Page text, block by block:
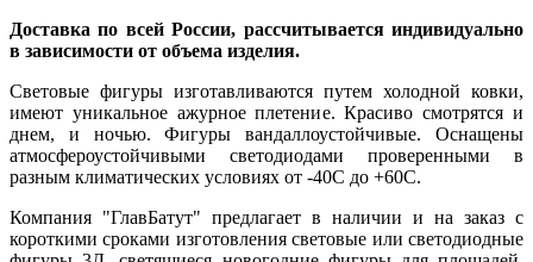
Доставка по всей России, рассчитывается индивидуально
в зависимости от объема изделия.
Световые фигуры изготавливаются путем холодной ковки,
имеют уникальное ажурное плетение. Красиво смотрятся и
днем, и ночью. Фигуры вандаллоустойчивые. Оснащены
атмосфероустойчивыми светодиодами проверенными в
разным климатических условиях от -40С до +60С.
Компания "ГлавБатут" предлагает в наличии и на заказ с
короткими сроками изготовления световые или светодиодные